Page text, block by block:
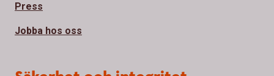
Press
Jobba hos oss